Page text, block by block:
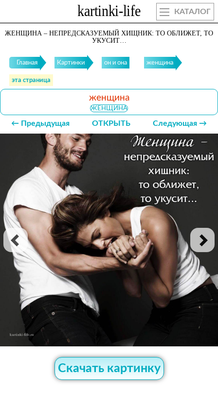
КАТАЛОГ
ЖЕНЩИНА – НЕПРЕДСКАЗУЕМЫЙ ХИЩНИК: ТО ОБЛИЖЕТ, ТО
УКУСИТ…
Главная Картинки он и она женщина
эта страница
женщина
ЖЕНЩИНА
← Предыдущая ОТКРЫТЬ Следующая →
Скачать картинку